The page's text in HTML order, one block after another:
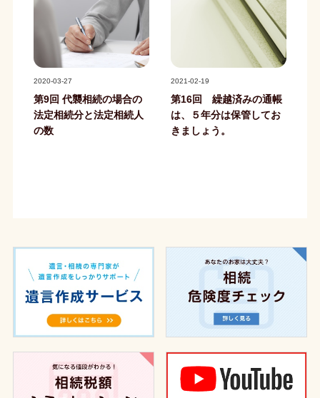
2020-03-27
第9回 代襲相続の場合の
法定相続分と法定相続人
の数
2021-02-19
第16回 繰越済みの通帳
は、５年分は保管してお
きましょう。